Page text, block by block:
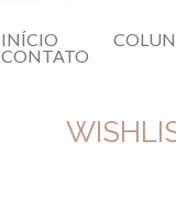
INÍCIO
CONTATO